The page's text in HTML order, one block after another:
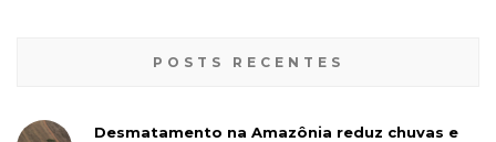
POSTS RECENTES
Desmatamento na Amazônia reduz chuvas e